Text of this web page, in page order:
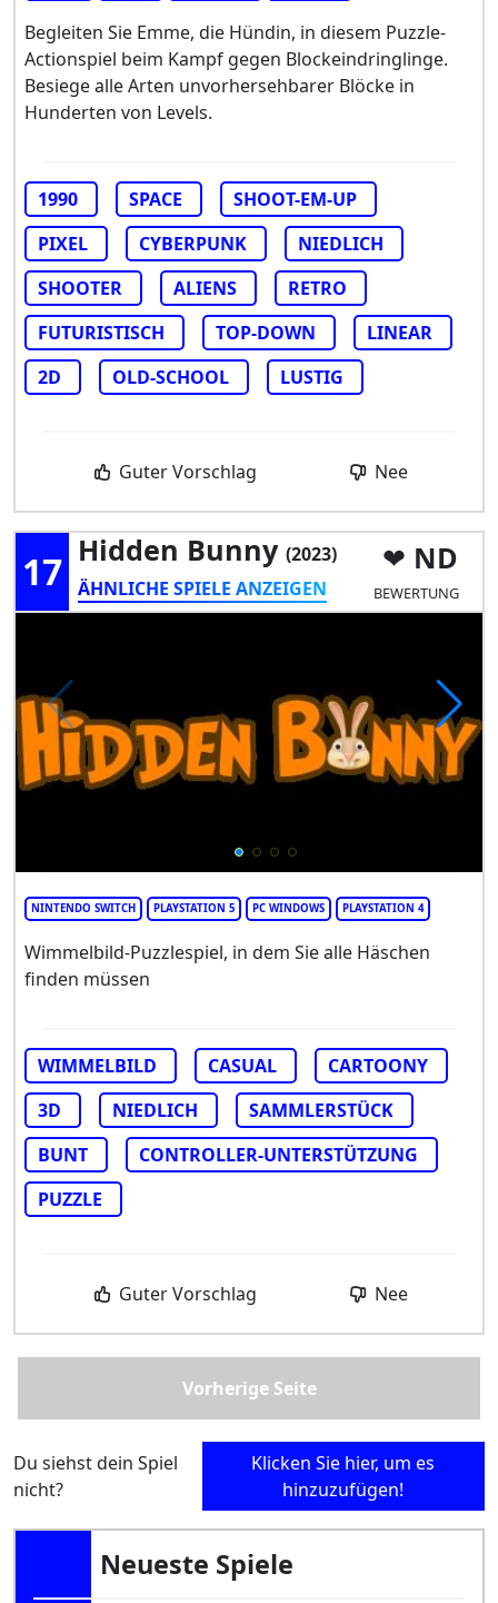
Begleiten Sie Emme, die Hündin, in diesem Puzzle-
Actionspiel beim Kampf gegen Blockeindringlinge.
Besiege alle Arten unvorhersehbarer Blöcke in
Hunderten von Levels.
1990 SPACE
SHOOT-EM-UP
PIXEL
CYBERPUNK
NIEDLICH
SHOOTER
ALIENS
RETRO
FUTURISTISCH
TOP-DOWN
LINEAR
2D
OLD-SCHOOL LUSTIG
Guter Vorschlag Nee
17 Hidden Bunny (2023)
ÄHNLICHE SPIELE ANZEIGEN
ND
BEWERTUNG
NINTENDO SWITCH PLAYSTATION 5 PC WINDOWS PLAYSTATION 4
Wimmelbild-Puzzlespiel, in dem Sie alle Häschen
finden müssen
WIMMELBILD CASUAL
CARTOONY
3D
NIEDLICH
SAMMLERSTÜCK
BUNT
CONTROLLER-UNTERSTÜTZUNG
PUZZLE
Guter Vorschlag Nee
Vorherige Seite
Du siehst dein Spiel
nicht?
Klicken Sie hier, um es
hinzuzufügen!
Neueste Spiele